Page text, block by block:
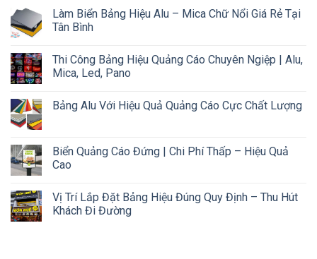
Làm Biển Bảng Hiệu Alu – Mica Chữ Nổi Giá Rẻ Tại
Tân Bình
Thi Công Bảng Hiệu Quảng Cáo Chuyên Ngiệp | Alu,
Mica, Led, Pano
Bảng Alu Với Hiệu Quả Quảng Cáo Cực Chất Lượng
Biển Quảng Cáo Đứng | Chi Phí Thấp – Hiệu Quả
Cao
Vị Trí Lắp Đặt Bảng Hiệu Đúng Quy Định – Thu Hút
Khách Đi Đường